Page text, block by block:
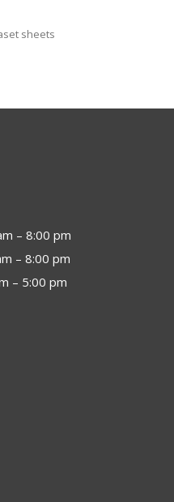
sheets
– 8:00 pm
– 8:00 pm
– 5:00 pm